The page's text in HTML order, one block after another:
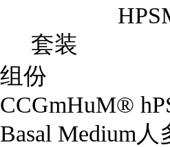
套装
组份
CCGmHuM®
Basal Medium